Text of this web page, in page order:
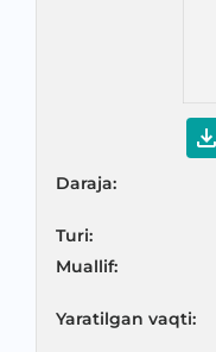
Daraja:
Turi:
Muallif:
Yaratilgan vaqti: